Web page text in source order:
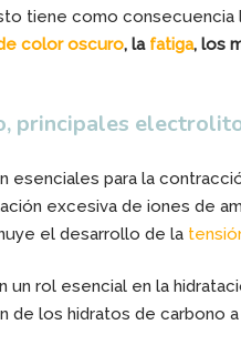
tiene como
color oscuro, la fatiga, los
principales
esenciales para la
excesiva de iones de
el desarrollo de la
un rol esencial en la
de los hidratos de carbono